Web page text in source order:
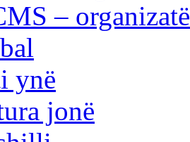
–
ynë
jonë